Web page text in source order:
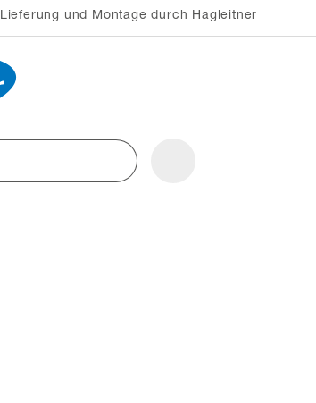
Lieferung und Montage durch Hagleitner